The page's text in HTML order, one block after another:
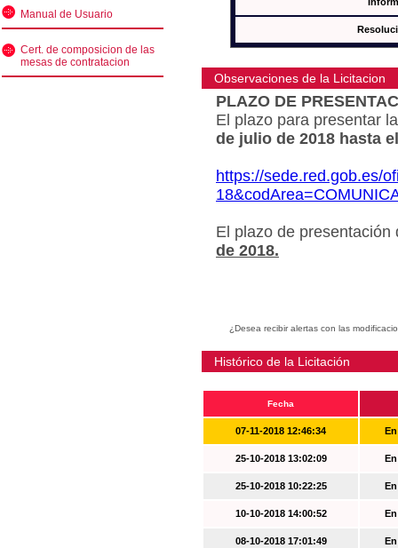
Manual de Usuario
Cert. de composicion de las
mesas de contratacion
Observaciones de la Licitacion
PLAZO DE
El plazo para presentar
de julio de 2018 hasta
https://sede.red.gob.es/
El plazo de
de 2018.
¿Desea recibir alertas con las
Histórico de la Licitación
Fecha
07-11-2018 12:46:34
25-10-2018 13:02:09
25-10-2018 10:22:25
10-10-2018 14:00:52
08-10-2018 17:01:49